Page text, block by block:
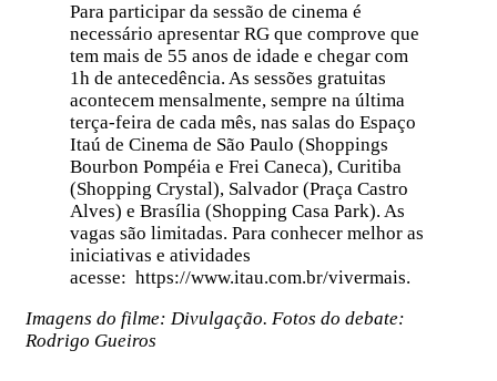
Para participar da sessão de cinema é
necessário apresentar RG que comprove que
tem mais de 55 anos de idade e chegar com
1h de antecedência. As sessões gratuitas
acontecem mensalmente, sempre na última
terça-feira de cada mês, nas salas do Espaço
Itaú de Cinema de São Paulo (Shoppings
Bourbon Pompéia e Frei Caneca), Curitiba
(Shopping Crystal), Salvador (Praça Castro
Alves) e Brasília (Shopping Casa Park). As
vagas são limitadas. Para conhecer melhor as
iniciativas e atividades
acesse: https://www.itau.com.br/vivermais.
Imagens do filme: Divulgação. Fotos do debate:
Rodrigo Gueiros